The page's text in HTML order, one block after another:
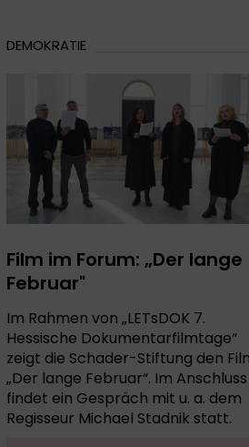
DEMOKRATIE
Film im Forum: „Der lange
Februar"
Im Rahmen von „LETsDOK 7.
Hessische Dokumentarfilmtage“
zeigt die Schader-Stiftung den
„Der lange Februar“. Im Anschluss
findet ein Gespräch mit u. a. dem
Regisseur Michael Stadnik statt.